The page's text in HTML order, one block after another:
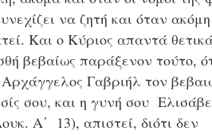
να ζητή και όταν
Και ο Κύριος απαντά
βεβαίως παράξενον τούτο,
Αρχάγγελος Γαβριήλ τον
σου, και η γυνή σου
Α΄ 13), απιστεί, διότι δεν